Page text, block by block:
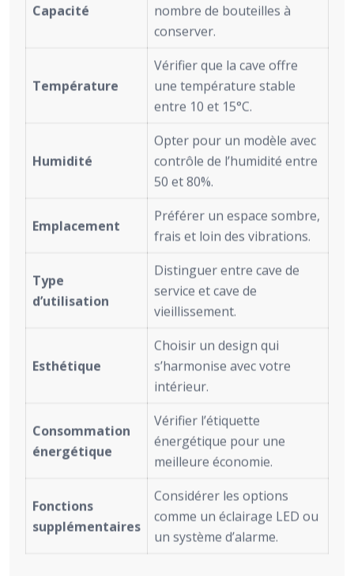
Capacité
nombre de bouteilles à
conserver.
Température
Vérifier que la cave offre
une température stable
entre 10 et 15°C.
Humidité
Opter pour un modèle avec
contrôle de l’humidité entre
50 et 80%.
Emplacement
Préférer un espace sombre,
frais et loin des vibrations.
Type
d’utilisation
Distinguer entre cave de
service et cave de
vieillissement.
Esthétique
Choisir un design qui
s’harmonise avec votre
intérieur.
Consommation
énergétique
Vérifier l’étiquette
énergétique pour une
meilleure économie.
Fonctions
supplémentaires
Considérer les options
comme un éclairage LED ou
un système d’alarme.